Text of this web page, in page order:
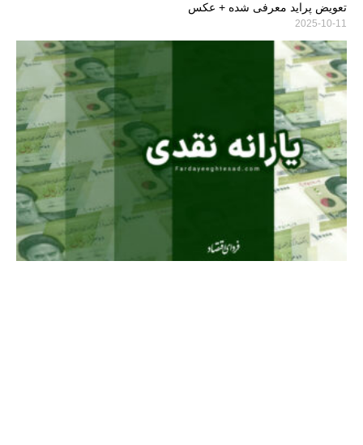
تعویض پراید معرفی شده + عکس
2025-10-11